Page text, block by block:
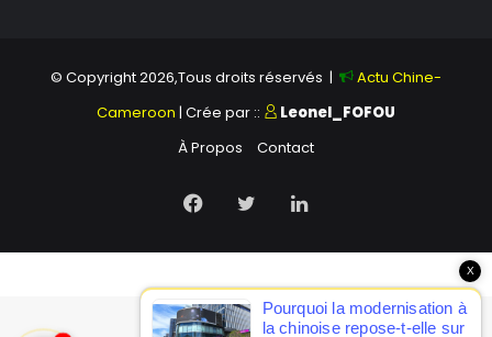
© Copyright 2026,Tous droits réservés |
Actu Chine-
Cameroon | Crée par ::
Leonel_FOFOU
À Propos
Contact
Facebook
TwitterLinkedin
X
Pourquoi la modernisation à
la chinoise repose-t-elle sur